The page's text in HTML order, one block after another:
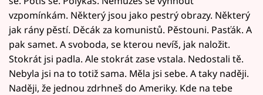
vzpomínkám. Některý jsou jako pestrý obrazy. Některý
jak rány pěstí. Děcák za komunistů. Pěstouni. Pasťák. A
pak samet. A svoboda, se kterou nevíš, jak naložit.
Stokrát jsi padla. Ale stokrát zase vstala. Nedostali tě.
Nebyla jsi na to totiž sama. Měla jsi sebe. A taky naději.
Naději, že jednou zdrhneš do Ameriky. Kde na tebe